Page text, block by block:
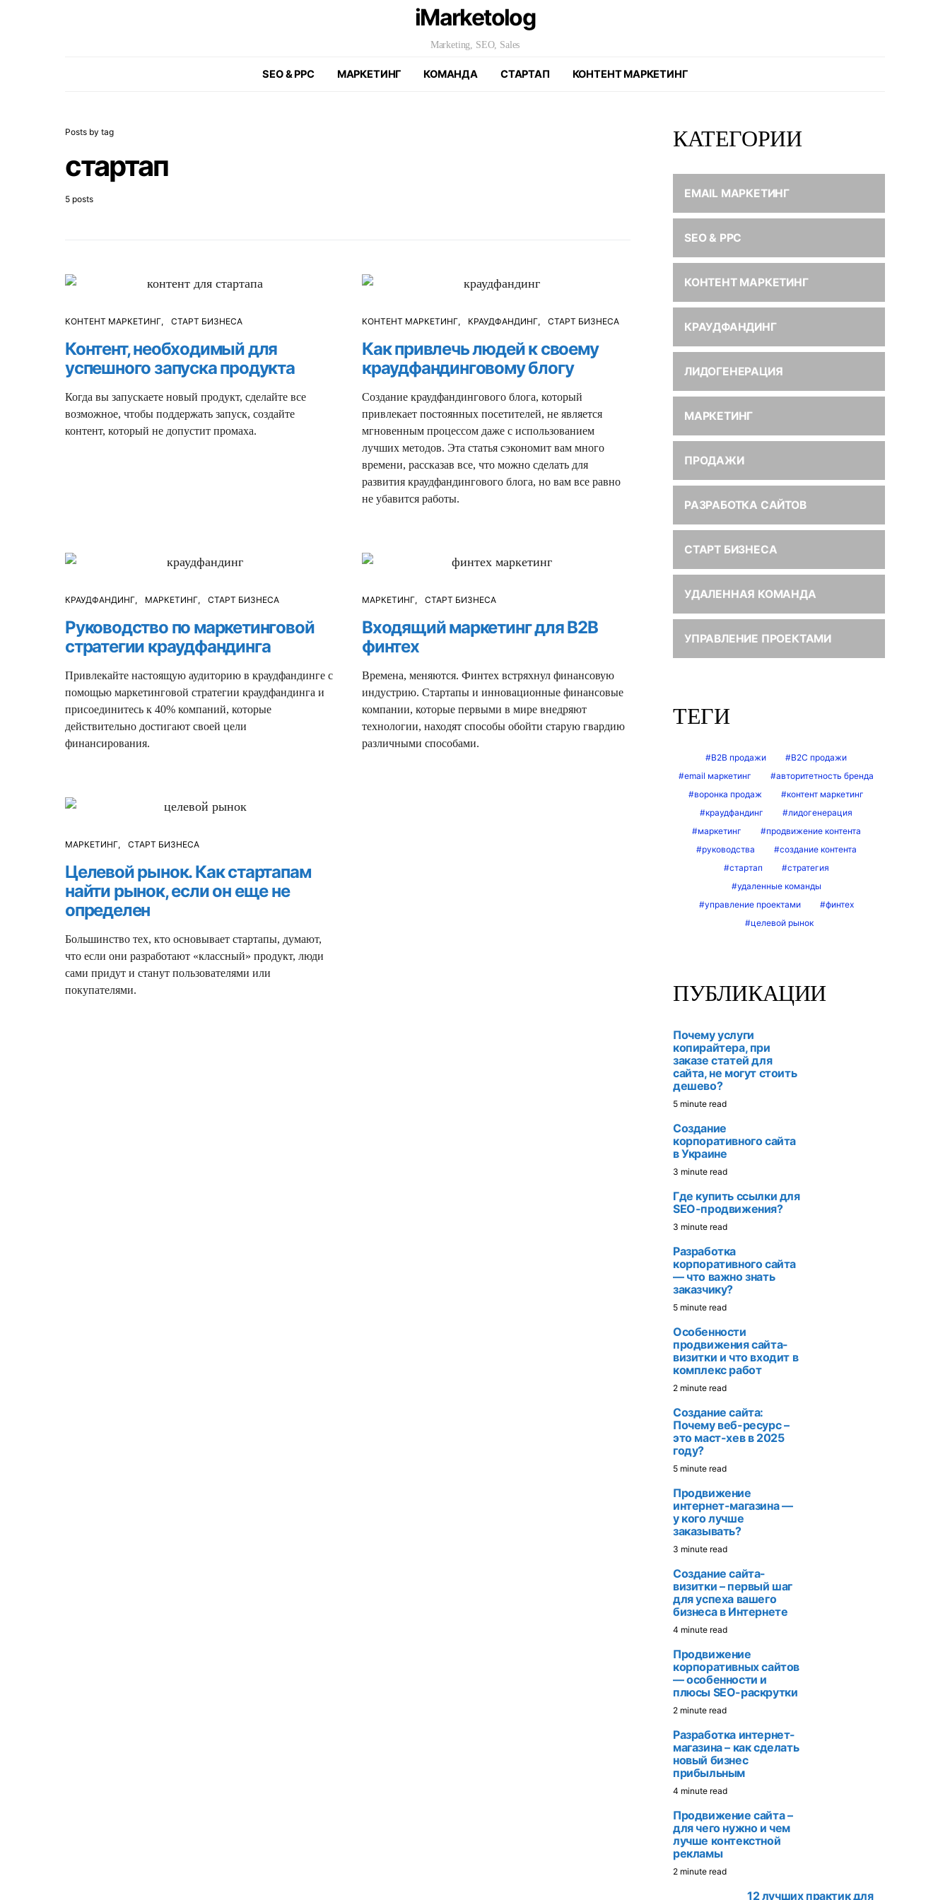
iMarketolog
Marketing, SEO, Sales
SEO & PPC МАРКЕТИНГ КОМАНДА СТАРТАП КОНТЕНТ МАРКЕТИНГ
Posts by tag
стартап
5 posts
КОНТЕНТ МАРКЕТИНГ СТАРТ БИЗНЕСА
Контент, необходимый для
успешного запуска продукта
Когда вы запускаете новый продукт, сделайте все
возможное, чтобы поддержать запуск, создайте
контент, который не допустит промаха.
КОНТЕНТ МАРКЕТИНГ КРАУДФАНДИНГ СТАРТ БИЗНЕСА
Как привлечь людей к своему
краудфандинговому блогу
Создание краудфандингового блога, который
привлекает постоянных посетителей, не является
мгновенным процессом даже с использованием
лучших методов. Эта статья сэкономит вам много
времени, рассказав все, что можно сделать для
развития краудфандингового блога, но вам все равно
не убавится работы.
КРАУДФАНДИНГ МАРКЕТИНГ СТАРТ БИЗНЕСА
Руководство по маркетинговой
стратегии краудфандинга
Привлекайте настоящую аудиторию в краудфандинге с
помощью маркетинговой стратегии краудфандинга и
присоединитесь к 40% компаний, которые
действительно достигают своей цели
финансирования.
МАРКЕТИНГ СТАРТ БИЗНЕСА
Входящий маркетинг для B2B
финтех
Времена, меняются. Финтех встряхнул финансовую
индустрию. Стартапы и инновационные финансовые
компании, которые первыми в мире внедряют
технологии, находят способы обойти старую гвардию
различными способами.
МАРКЕТИНГ СТАРТ БИЗНЕСА
Целевой рынок. Как стартапам
найти рынок, если он еще не
определен
Большинство тех, кто основывает стартапы, думают,
что если они разработают «классный» продукт, люди
сами придут и станут пользователями или
покупателями.
КАТЕГОРИИ
EMAIL МАРКЕТИНГ
SEO & PPC
КОНТЕНТ МАРКЕТИНГ
КРАУДФАНДИНГ
ЛИДОГЕНЕРАЦИЯ
МАРКЕТИНГ
ПРОДАЖИ
РАЗРАБОТКА САЙТОВ
СТАРТ БИЗНЕСА
УДАЛЕННАЯ КОМАНДА
УПРАВЛЕНИЕ ПРОЕКТАМИ
ТЕГИ
B2B продажи
B2C продажи
email маркетинг
авторитетность бренда
воронка продаж
контент маркетинг
краудфандинг
лидогенерация
маркетинг
продвижение контента
руководства
создание контента
стартап
стратегия
удаленные команды
управление проектами
финтех
целевой рынок
ПУБЛИКАЦИИ
Почему услуги
копирайтера, при
заказе статей для
сайта, не могут стоить
дешево?
5 minute read
Создание
корпоративного сайта
в Украине
3 minute read
Где купить ссылки для
SEO-продвижения?
3 minute read
Разработка
корпоративного сайта
— что важно знать
заказчику?
5 minute read
Особенности
продвижения сайта-
визитки и что входит в
комплекс работ
2 minute read
Создание сайта:
Почему веб-ресурс –
это маст-хев в 2025
году?
5 minute read
Продвижение
интернет-магазина —
у кого лучше
заказывать?
3 minute read
Создание сайта-
визитки – первый шаг
для успеха вашего
бизнеса в Интернете
4 minute read
Продвижение
корпоративных сайтов
— особенности и
плюсы SEO-раскрутки
2 minute read
Разработка интернет-
магазина – как сделать
новый бизнес
прибыльным
4 minute read
Продвижение сайта –
для чего нужно и чем
лучше контекстной
рекламы
2 minute read
12 лучших практик для